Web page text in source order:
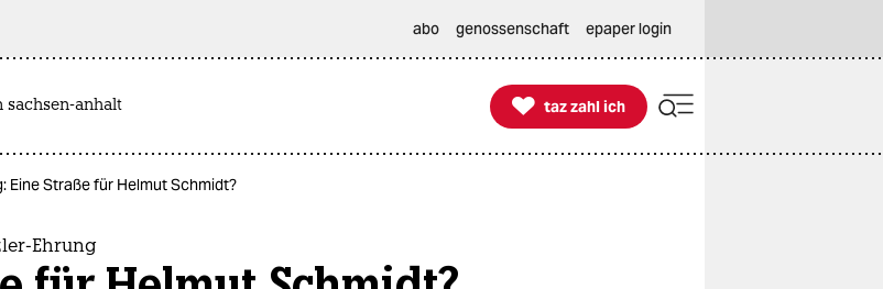
abo genossenschaft epaper login
sachsen-anhalt 
taz zahl ich
taz zahl ich
Eine Straße für Helmut Schmidt?
Ehrung